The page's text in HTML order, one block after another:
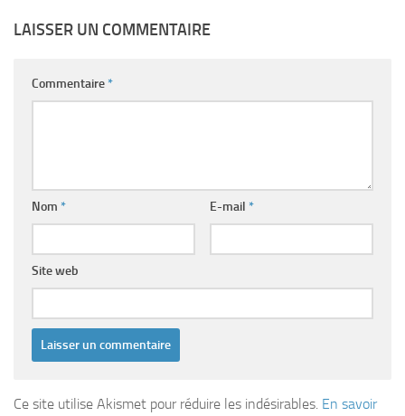
LAISSER UN COMMENTAIRE
Commentaire*
Nom * E-mail *
Site web
Ce site utilise Akismet pour réduire les indésirables. En savoir